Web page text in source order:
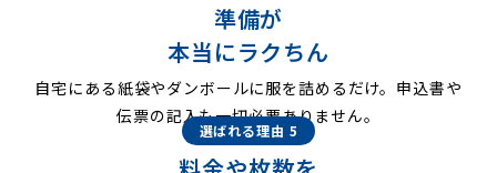
準備が
本当にラクちん
自宅にある紙袋やダンボールに服を詰めるだけ。申込書や
伝票の記入も一切必要ありません。
選ばれる理由 5